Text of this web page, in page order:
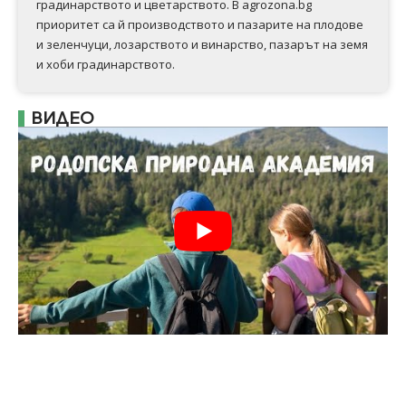
градинарството и цветарството. В agrozona.bg
приоритет са й производството и пазарите на плодове
и зеленчуци, лозарството и винарство, пазарът на земя
и хоби градинарството.
ВИДЕО